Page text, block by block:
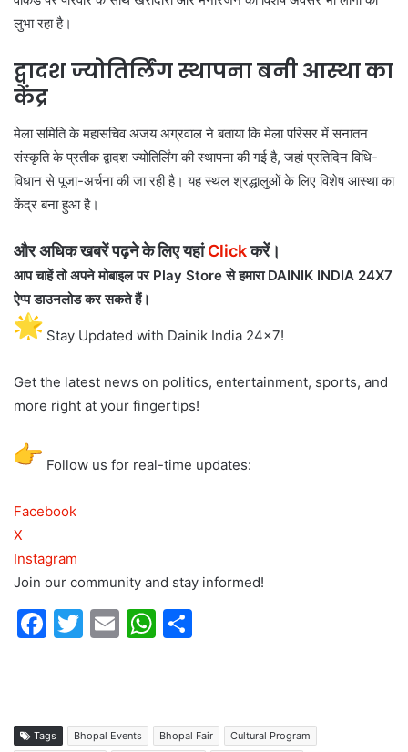
लुभा रहा है।
द्वादश ज्योतिर्लिंग स्थापना बनी आस्था का
केंद्र
मेला समिति के महासचिव अजय अग्रवाल ने बताया कि मेला परिसर में सनातन
संस्कृति के प्रतीक द्वादश ज्योतिर्लिंग की स्थापना की गई है, जहां प्रतिदिन विधि-
विधान से पूजा-अर्चना की जा रही है। यह स्थल श्रद्धालुओं के लिए विशेष आस्था का
केंद्र बना हुआ है।
और अधिक खबरें पढ़ने के लिए यहांClickकरें।
आप चाहें तो अपने मोबाइल पर Play Store से हमारा DAINIK INDIA 24X7
ऐप्प डाउनलोड कर सकते हैं।
Stay Updated with Dainik India 24×7!
Get the latest news on politics, entertainment, sports, and
more right at your fingertips!
Follow us for real-time updates:
Facebook
X
Instagram
Join our community and stay informed!
F
b
T
E
W
A
Tags Bhopal Events Bhopal Fair
Cultural Program